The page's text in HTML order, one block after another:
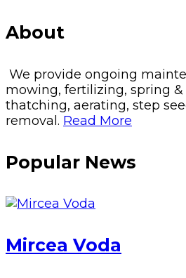
About
We provide ongoing
mowing, fertilizing, spring
thatching, aerating, step
removal. Read More
Popular News
Mircea Voda